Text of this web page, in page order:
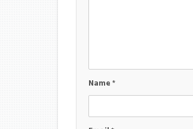
Name*